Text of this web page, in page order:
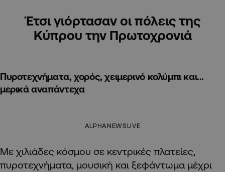
Έτσι γιόρτασαν οι πόλεις της
Κύπρου την Πρωτοχρονιά
Πυροτεχνήματα, χορός, χειμερινό κολύμπι και...
μερικά αναπάντεχα
ALPHANEWSLIVE
Με χιλιάδες κόσμου σε κεντρικές πλατείες,
πυροτεχνήματα, μουσική και ξεφάντωμα μέχρι